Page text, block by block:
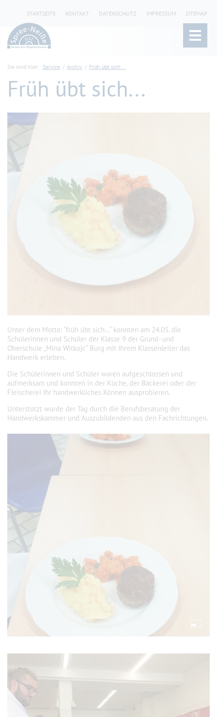
STARTSEITE KONTAKT DATENSCHUTZ IMPRESSUM SITEMAP
Sie sind hier: Service Archiv Früh übt sich...
Früh übt sich...
Unter dem Motto: “früh übt sich…“ konnten am 24.05. die
Schülerinnen und Schüler der Klasse 9 der Grund- und
Oberschule „Mina Witkojc“ Burg mit Ihrem Klassenleiter das
Handwerk erleben.
Die Schülerinnen und Schüler waren aufgeschlossen und
aufmerksam und konnten in der Küche, der Bäckerei oder der
Fleischerei Ihr handwerkliches Können ausprobieren.
Unterstützt wurde der Tag durch die Berufsberatung der
Handwerkskammer und Auszubildenden aus den Fachrichtungen.